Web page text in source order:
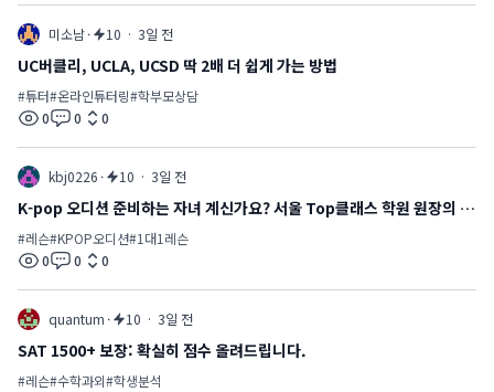
미소남· 10 · 3일 전
UC버클리, UCLA, UCSD 딱 2배 더 쉽게 가는 방법
#튜터#온라인튜터링#학부모상담
0
views 0
comments
0
likes
kbj0226 · 10 · 3일 전
K-pop 오디션 준비하는 자녀 계신가요? 서울 Top클래스 학원 원장의 1:
1 온라인 피드백
#레슨#KPOP오디션#1대1레슨
0
views 0
comments
0
likes
quantum · 10 · 3일 전
SAT 1500+ 보장: 확실히 점수 올려드립니다.
#레슨#수학과외#학생분석